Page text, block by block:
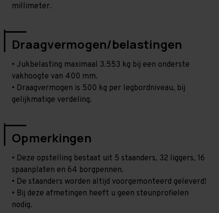
millimeter.
Draagvermogen/belastingen
• Jukbelasting maximaal 3.553 kg bij een onderste
vakhoogte van 400 mm.
• Draagvermogen is 500 kg per legbordniveau, bij
gelijkmatige verdeling.
Opmerkingen
• Deze opstelling bestaat uit 5 staanders, 32 liggers, 16
spaanplaten en 64 borgpennen.
• De staanders worden altijd voorgemonteerd geleverd!
• Bij deze afmetingen heeft u geen steunprofielen
nodig.